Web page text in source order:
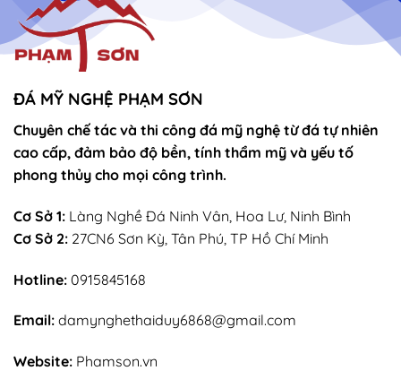
ĐÁ MỸ NGHỆ PHẠM SƠN
Chuyên chế tác và thi công đá mỹ nghệ từ đá tự nhiên
cao cấp, đảm bảo độ bền, tính thẩm mỹ và yếu tố
phong thủy cho mọi công trình.
Cơ Sở 1: Làng Nghề Đá Ninh Vân, Hoa Lư, Ninh Bình
Cơ Sở 2: 27CN6 Sơn Kỳ, Tân Phú, TP Hồ Chí Minh
Hotline: 0915845168
Email: damynghethaiduy6868@gmail.com
Website: Phamson.vn